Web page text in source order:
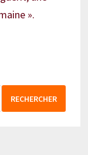
».
RECHERCHER